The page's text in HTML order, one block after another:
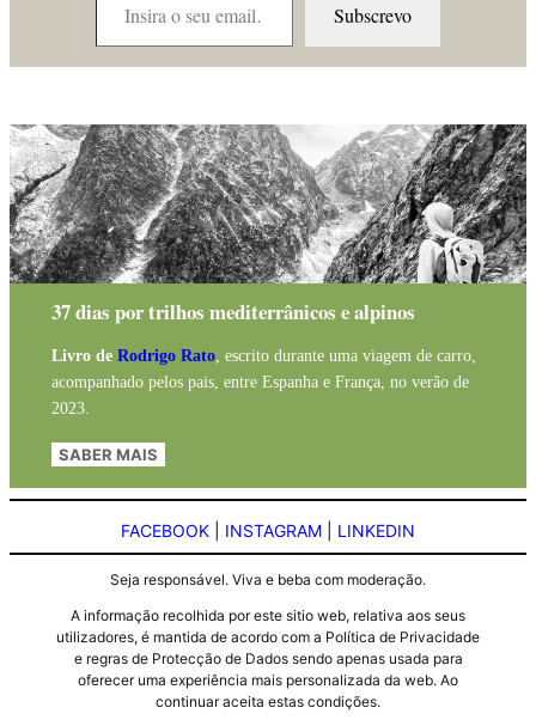
Subscrevo
37 dias por trilhos mediterrânicos e alpinos
Livro de Rodrigo Rato, escrito durante uma viagem de carro,
acompanhado pelos pais, entre Espanha e França, no verão de
2023.
SABER MAIS
FACEBOOK INSTAGRAM LINKEDIN
Seja responsável. Viva e beba com moderação.
A informação recolhida por este sitio web, relativa aos seus
utilizadores, é mantida de acordo com a Política de Privacidade
e regras de Protecção de Dados sendo apenas usada para
oferecer uma experiência mais personalizada da web. Ao
continuar aceita estas condições.